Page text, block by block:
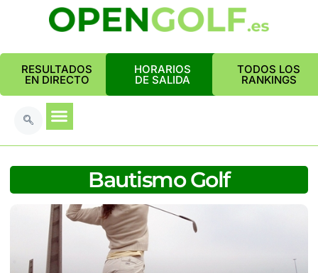
RESULTADOS
EN DIRECTO
HORARIOS
DE SALIDA
TODOS LOS
RANKINGS
Bautismo Golf